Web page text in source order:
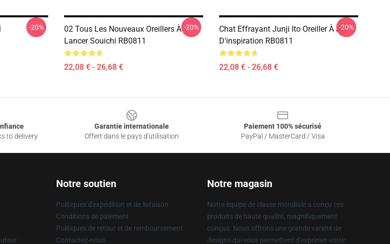
-20%
02 Tous Les Nouveaux Oreillers À
Lancer Souichi RB0811
22,08 € - 26,68 €
-20%
Chat Effrayant Junji Ito Oreiller À Jet
D'inspiration RB0811
22,08 € - 26,68 €
-20%
to delivery
Garantie internationale
Offert dans le pays d'utilisation
Paiement 100% sécurisé
PayPal / MasterCard / Visa
Notre soutien
Politiques d'expédition et de livraison
Conditions de paiement
Politiques de retour et de remboursement
Contactez-nous
Notre magasin
Notre équipe de classe mondiale a conçu ces
produits de haute qualité, magnifiquement
conçus. Nous offrons une grande variété de
designs qui vous permettent d'exprimer votre